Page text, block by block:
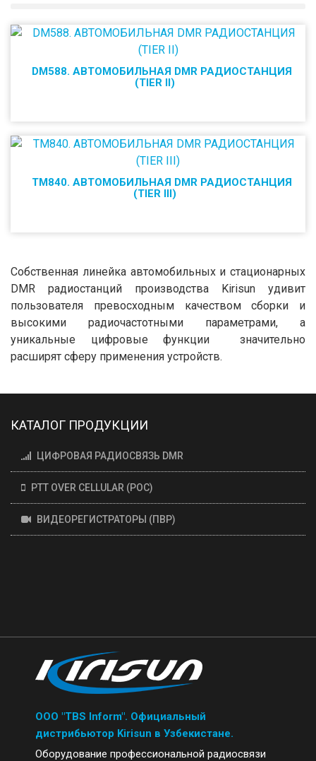
DM588. АВТОМОБИЛЬНАЯ DMR РАДИОСТАНЦИЯ
(TIER II)
TM840. АВТОМОБИЛЬНАЯ DMR РАДИОСТАНЦИЯ
(TIER III)
Собственная линейка автомобильных и стационарных
DMR радиостанций производства Kirisun удивит
пользователя превосходным качеством сборки и
высокими радиочастотными параметрами, а
уникальные цифровые функции значительно
расширят сферу применения устройств.
КАТАЛОГ ПРОДУКЦИИ
ЦИФРОВАЯ РАДИОСВЯЗЬ DMR
PTT OVER CELLULAR (POC)
ВИДЕОРЕГИСТРАТОРЫ (ПВР)
ООО "TBS Inform". Официальный
дистрибьютор Kirisun в Узбекистане.
Оборудование профессиональной радиосвязи